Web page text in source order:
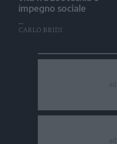
impegno sociale
CARLO BRIDI